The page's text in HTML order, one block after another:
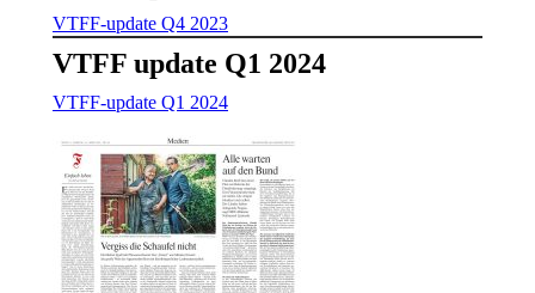
VTFF-update Q4 2023
VTFF update Q1 2024
VTFF-update Q1 2024